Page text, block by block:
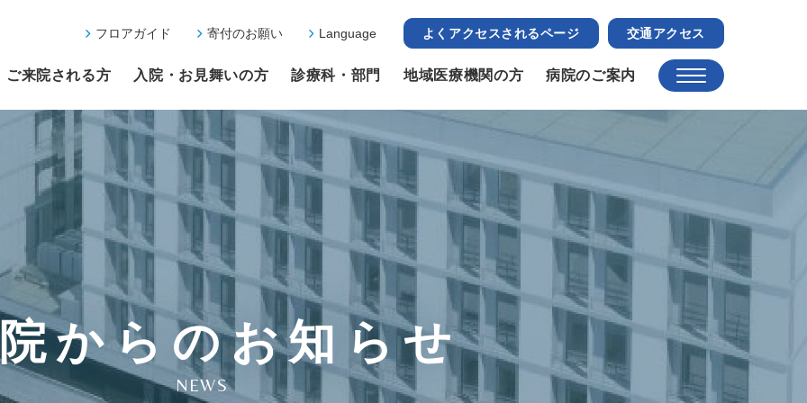
フロアガイド 寄付のお願い Language よくアクセスされるページ 交通アクセス
ご来院される方 入院・お見舞いの方 診療科・部門 地域医療機関の方 病院のご案内
からのお知らせ
NEWS